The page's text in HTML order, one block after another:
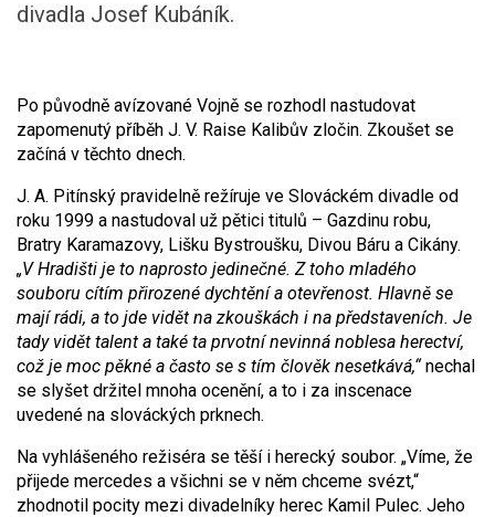
divadla Josef Kubáník.
Po původně avízované Vojně se rozhodl nastudovat
zapomenutý příběh J. V. Raise Kalibův zločin. Zkoušet se
začíná v těchto dnech.
J. A. Pitínský pravidelně režíruje ve Slováckém divadle od
roku 1999 a nastudoval už pětici titulů – Gazdinu robu,
Bratry Karamazovy, Lišku Bystroušku, Divou Báru a Cikány.
„V Hradišti je to naprosto jedinečné. Z toho mladého
souboru cítím přirozené dychtění a otevřenost. Hlavně se
mají rádi, a to jde vidět na zkouškách i na představeních. Je
tady vidět talent a také ta prvotní nevinná noblesa herectví,
což je moc pěkné a často se s tím člověk nesetkává,“nechal
se slyšet držitel mnoha ocenění, a to i za inscenace
uvedené na slováckých prknech.
Na vyhlášeného režiséra se těší i herecký soubor. „Víme, že
přijede mercedes a všichni se v něm chceme svézt,“
zhodnotil pocity mezi divadelníky herec Kamil Pulec. Jeho